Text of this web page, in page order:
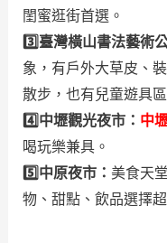
閨蜜逛街首選。
3️⃣臺灣橫山書法藝術
象，有戶外大草皮、
散步，也有兒童遊具區
4️⃣中壢觀光夜市： 中
喝玩樂兼具。
5️⃣中原夜市： 美食天
物、甜點、飲品選擇超